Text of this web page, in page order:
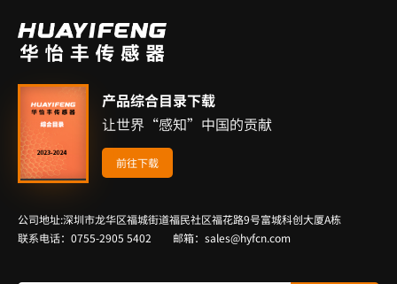
产品综合目录下载
让世界“感知”中国的贡献
前往下载
公司地址:深圳市龙华区福城街道福民社区福花路9号富城科创大厦A栋
联系电话：0755-2905 5402 邮箱：sales@hyfcn.com